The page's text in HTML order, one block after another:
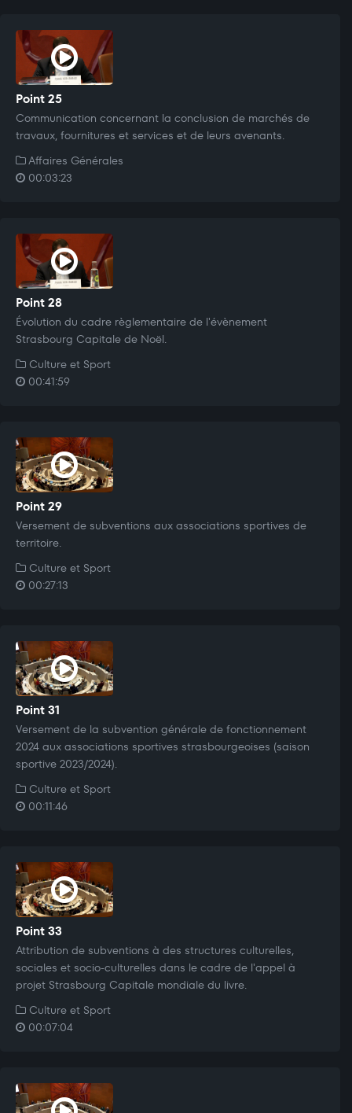
Point 25
Communication concernant la conclusion de marchés de
travaux, fournitures et services et de leurs avenants.
Affaires Générales
00:03:23
Point 28
Évolution du cadre règlementaire de l'évènement
Strasbourg Capitale de Noël.
Culture et Sport
00:41:59
Point 29
Versement de subventions aux associations sportives de
territoire.
Culture et Sport
00:27:13
Point 31
Versement de la subvention générale de fonctionnement
2024 aux associations sportives strasbourgeoises (saison
sportive 2023/2024).
Culture et Sport
00:11:46
Point 33
Attribution de subventions à des structures culturelles,
sociales et socio-culturelles dans le cadre de l'appel à
projet Strasbourg Capitale mondiale du livre.
Culture et Sport
00:07:04